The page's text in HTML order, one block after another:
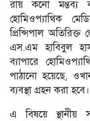
রায় কনো মন্তব্য
হোমিওপ্যাথিক
প্রিন্সিপাল
এস.এম হাবিবুল
ব্যাপারে
পাঠানো হয়েছে,
ব্যবস্থা গ্রহন করা হবে।
এ বিষয়ে স্থানীয়